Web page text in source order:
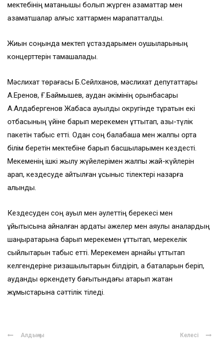
мектебінің мақтанышы болып жүрген азаматтар мен
азаматшалар алғыс хаттармен марапатталды.
Жиын соңында мектеп ұстаздарымен оқушыларының
концерттерін тамашалады.
Мәслихат төрағасы Б.Сейлханов, мәслихат депутаттары
А.Еренов, Ғ.Баймышев, аудан әкімінің орынбасары
А.Алдабергенов Жабасақ ауылдық округінде тұратын екі
отбасының үйіне барып мерекемен құттықтап, азық-түлік
пакетін табыс етті. Одан соң балабақша мен жалпы орта
білім беретін мектебіне барып басшыларымен кездесті.
Мекеменің ішкі жылу жүйелерімен жалпы жай-күйлерін
қарап, кездесуде айтылған ұсыныс тілектері назарға
алынды.
Кездесуден соң ауыл мен әулеттің берекесі мен
ұйытқысына айналған ардақты әжелер мен аяулы аналардың
шаңырақтарына барып мерекемен құттықтап, мерекелік
сыйлықтарын табыс етті. Мерекемен арнайы құттықтап
келгендеріне ризашылықтарын білдіріп, ақ баталарын беріп,
ауданды өркендету бағытындағы атқарып жатқан
жұмыстарына сәттілік тіледі.
Алдыңғы Келесі